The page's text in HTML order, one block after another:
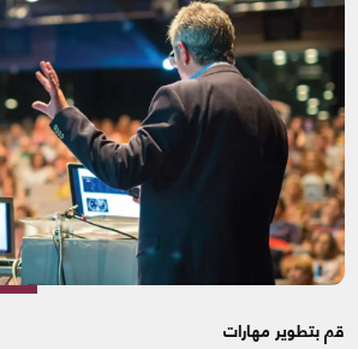
قم بتطوير مهارات